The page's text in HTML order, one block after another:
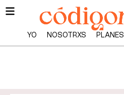
YO NOSOTRXS PLANES